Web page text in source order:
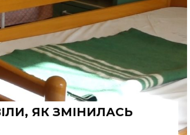
ЯК ЗМІНИЛАСЬ